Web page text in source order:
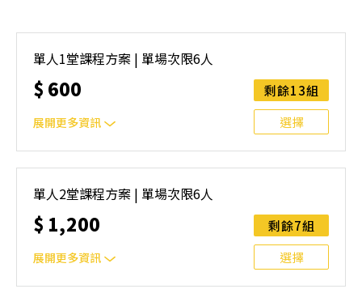
單人1堂課程方案 | 單場次限6人
$ 600
展開更多資訊
剩餘13組
選擇
邀請親友一同報名參加，一起精進匹克球基本功！ 如人數
未達開班門檻，或因天候不佳無法如期舉行，POA將視情況
安排延期或併班處理。 ⚠️ 報名完成後，如因天候因素無法
上課，僅提供課程延期選項，恕不退費，請參閱【報名與課
程異動規則】。報名後視為您已同意上述規則。
單人2堂課程方案 | 單場次限6人
$ 1,200
展開更多資訊
剩餘7組
選擇